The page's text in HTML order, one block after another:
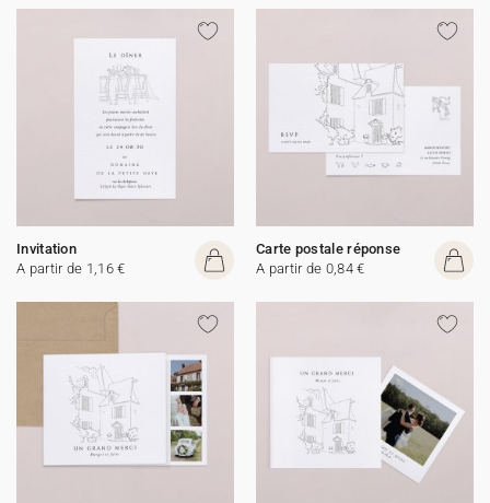
Invitation
A partir de 1,16 €
Carte postale réponse
A partir de 0,84 €